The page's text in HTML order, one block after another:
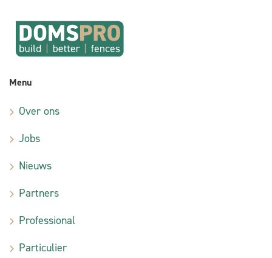
Menu
Over ons
Jobs
Nieuws
Partners
Professional
Particulier